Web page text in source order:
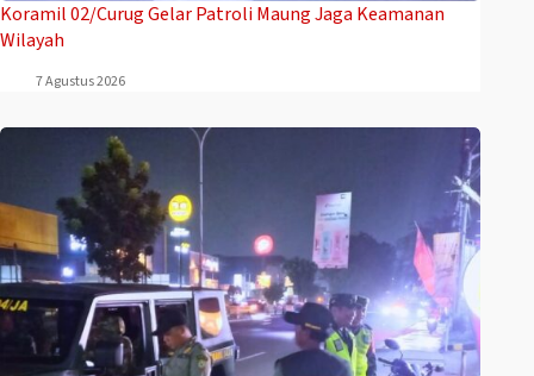
Koramil 02/Curug Gelar Patroli Maung Jaga Keamanan
Wilayah
7 Agustus 2026